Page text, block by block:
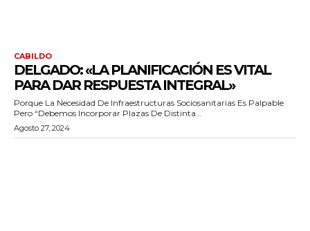
CABILDO
DELGADO: «LA PLANIFICACIÓN ES VITAL
PARA DAR RESPUESTA INTEGRAL»
Porque La Necesidad De Infraestructuras Sociosanitarias Es Palpable
Pero “debemos Incorporar Plazas De Distinta...
Agosto 27, 2024